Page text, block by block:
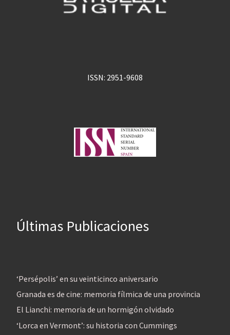
ISSN: 2951-9608
Últimas Publicaciones
‘Persépolis’ en su veinticinco aniversario
Granada es de cine: memoria fílmica de una provincia
El Lianchi: memoria de un hormigón olvidado
‘Lorca en Vermont’: su historia con Cummings